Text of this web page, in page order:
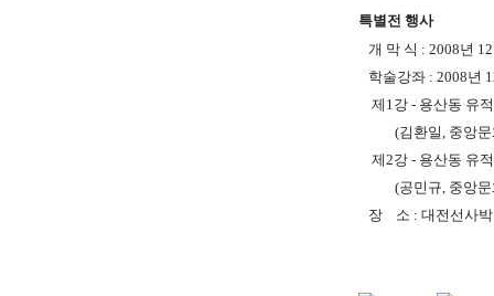
특별전 행사
개 막 식 : 2008년
학술강좌 : 2008년
제1강 - 용산동 유
(김환일, 중앙문
제2강 - 용산동 유
(공민규, 중앙문
장 소 : 대전선사박